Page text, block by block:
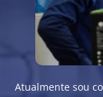
Atualmente sou